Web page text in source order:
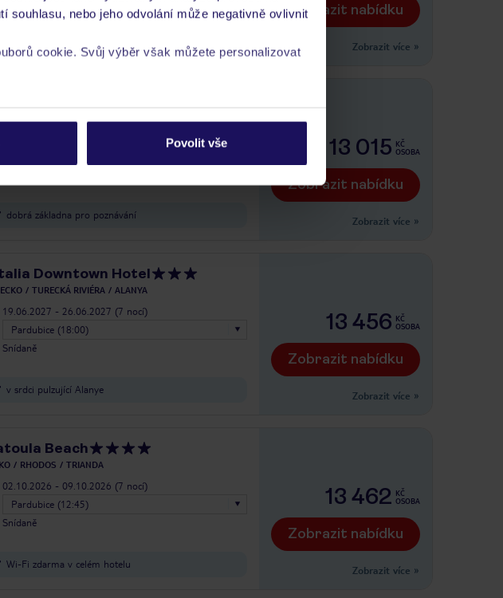
nebo jeho odvolání může negativně ovlivnit
cookie. Svůj výběr však můžete personalizovat
souborů cookieazásadách ochrany
Povolit vše
Zobrazit nabídku
Zobrazit více »
dobrá základna pro poznávání
13 015 KČ
OSOBA
Zobrazit nabídku
Zobrazit více »
Downtown Hotel
TURECKÁ RIVIÉRA ALANYA
19.06.2027 - 26.06.2027 (7 nocí)
Pardubice (18:00)
Snídaně
v srdci pulzující Alanye
13 456 KČ
OSOBA
Zobrazit nabídku
Zobrazit více »
Beach
RHODOS TRIANDA
02.10.2026 - 09.10.2026 (7 nocí)
Pardubice (12:45)
Snídaně
Wi-Fi zdarma v celém hotelu
13 462 KČ
OSOBA
Zobrazit nabídku
Zobrazit více »